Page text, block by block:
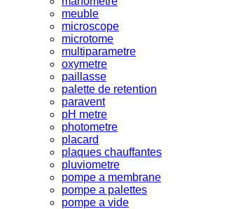
meuble
microscope
microtome
multiparametre
oxymetre
paillasse
palette de retention
paravent
pH metre
photometre
placard
plaques chauffantes
pluviometre
pompe a membrane
pompe a palettes
pompe a vide